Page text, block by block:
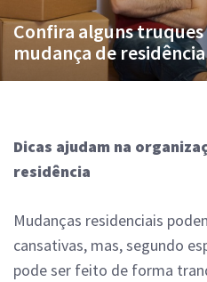
Confira alguns
mudança de residência
Dicas ajudam na
residência
Mudanças residenciais
cansativas, mas, segundo
pode ser feito de forma